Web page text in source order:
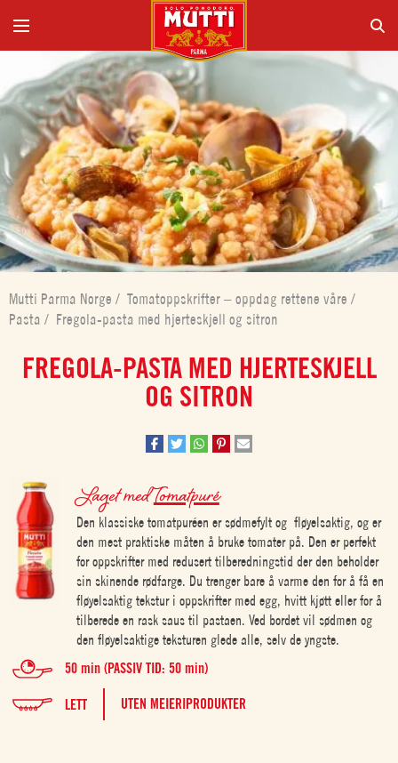
Mutti Parma Norge / Tomatoppskrifter – oppdag rettene våre /
Pasta / Fregola-pasta med hjerteskjell og sitron
FREGOLA-PASTA MED HJERTESKJELL
OG SITRON
Laget medTomatpuré
Den klassiske tomatpuréen er sødmefylt og fløyelsaktig, og er
den mest praktiske måten å bruke tomater på. Den er perfekt
for oppskrifter med redusert tilberedningstid der den beholder
sin skinende rødfarge. Du trenger bare å varme den for å få en
fløyelsaktig tekstur i oppskrifter med egg, hvitt kjøtt eller for å
tilberede en rask saus til pastaen. Ved bordet vil sødmen og
den fløyelsaktige teksturen glede alle, selv de yngste.
50 min (PASSIV TID: 50 min)
LETT UTEN MEIERIPRODUKTER